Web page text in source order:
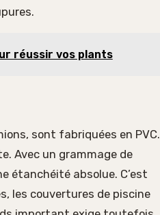
réussir vos plants
sont fabriquées en PVC.
Avec un grammage de
étanchéité absolue. C’est
les couvertures de piscine